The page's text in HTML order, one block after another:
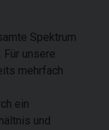
Spektrum
unsere
mehrfach
ein
und